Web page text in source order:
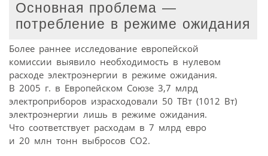
Основная проблема —
потребление в режиме ожидания
Более раннее исследование европейской
комиссии выявило необходимость в нулевом
расходе электроэнергии в режиме ожидания.
В 2005 г. в Европейском Союзе 3,7 млрд
электроприборов израсходовали 50 ТВт (1012 Вт)
электроэнергии лишь в режиме ожидания.
Что соответствует расходам в 7 млрд евро
и 20 млн тонн выбросов СО2.